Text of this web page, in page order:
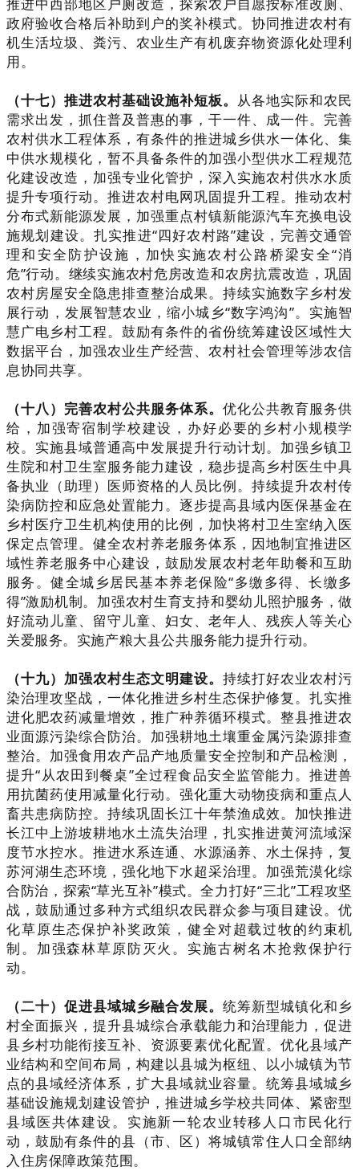
推进中西部地区户厕改造，探索农户自愿按标准改厕、
政府验收合格后补助到户的奖补模式。协同推进农村有
机生活垃圾、粪污、农业生产有机废弃物资源化处理利
用。
（十七）推进农村基础设施补短板。 从各地实际和农民
需求出发，抓住普及普惠的事，干一件、成一件。完善
农村供水工程体系，有条件的推进城乡供水一体化、集
中供水规模化，暂不具备条件的加强小型供水工程规范
化建设改造，加强专业化管护，深入实施农村供水水质
提升专项行动。推进农村电网巩固提升工程。推动农村
分布式新能源发展，加强重点村镇新能源汽车充换电设
施规划建设。扎实推进“四好农村路”建设，完善交通管
理和安全防护设施，加快实施农村公路桥梁安全“消
危”行动。继续实施农村危房改造和农房抗震改造，巩固
农村房屋安全隐患排查整治成果。持续实施数字乡村发
展行动，发展智慧农业，缩小城乡“数字鸿沟”。实施智
慧广电乡村工程。鼓励有条件的省份统筹建设区域性大
数据平台，加强农业生产经营、农村社会管理等涉农信
息协同共享。
（十八）完善农村公共服务体系。优化公共教育服务供
给，加强寄宿制学校建设，办好必要的乡村小规模学
校。实施县域普通高中发展提升行动计划。加强乡镇卫
生院和村卫生室服务能力建设，稳步提高乡村医生中具
备执业（助理）医师资格的人员比例。持续提升农村传
染病防控和应急处置能力。逐步提高县域内医保基金在
乡村医疗卫生机构使用的比例，加快将村卫生室纳入医
保定点管理。健全农村养老服务体系，因地制宜推进区
域性养老服务中心建设，鼓励发展农村老年助餐和互助
服务。健全城乡居民基本养老保险“多缴多得、长缴多
得”激励机制。加强农村生育支持和婴幼儿照护服务，做
好流动儿童、留守儿童、妇女、老年人、残疾人等关心
关爱服务。实施产粮大县公共服务能力提升行动。
（十九）加强农村生态文明建设。持续打好农业农村污
染治理攻坚战，一体化推进乡村生态保护修复。扎实推
进化肥农药减量增效，推广种养循环模式。整县推进农
业面源污染综合防治。加强耕地土壤重金属污染源排查
整治。加强食用农产品产地质量安全控制和产品检测，
提升“从农田到餐桌”全过程食品安全监管能力。推进兽
用抗菌药使用减量化行动。强化重大动物疫病和重点人
畜共患病防控。持续巩固长江十年禁渔成效。加快推进
长江中上游坡耕地水土流失治理，扎实推进黄河流域深
度节水控水。推进水系连通、水源涵养、水土保持，复
苏河湖生态环境，强化地下水超采治理。加强荒漠化综
合防治，探索“草光互补”模式。全力打好“三北”工程攻坚
战，鼓励通过多种方式组织农民群众参与项目建设。优
化草原生态保护补奖政策，健全对超载过牧的约束机
制。加强森林草原防灭火。实施古树名木抢救保护行
动。
（二十）促进县域城乡融合发展。统筹新型城镇化和乡
村全面振兴，提升县城综合承载能力和治理能力，促进
县乡村功能衔接互补、资源要素优化配置。优化县域产
业结构和空间布局，构建以县城为枢纽、以小城镇为节
点的县域经济体系，扩大县域就业容量。统筹县域城乡
基础设施规划建设管护，推进城乡学校共同体、紧密型
县域医共体建设。实施新一轮农业转移人口市民化行
动，鼓励有条件的县（市、区）将城镇常住人口全部纳
入住房保障政策范围。